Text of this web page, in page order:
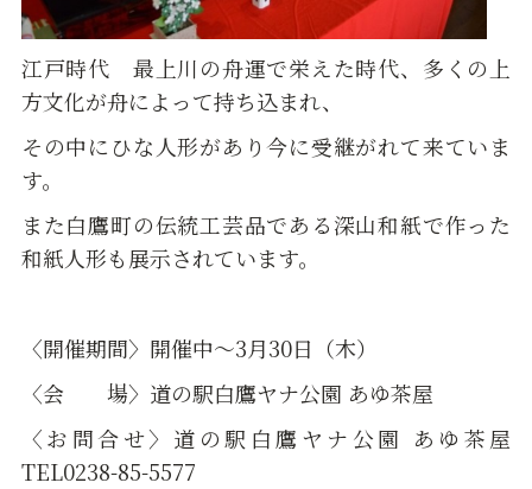
江戸時代 最上川の舟運で栄えた時代、多くの上
方文化が舟によって持ち込まれ、
その中にひな人形があり今に受継がれて来ていま
す。
また白鷹町の伝統工芸品である深山和紙で作った
和紙人形も展示されています。
〈開催期間〉開催中～3月30日（木）
〈会 場〉道の駅白鷹ヤナ公園 あゆ茶屋
〈お問合せ〉道の駅白鷹ヤナ公園 あゆ茶屋
TEL0238-85-5577